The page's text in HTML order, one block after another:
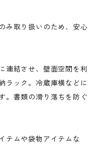
み取り扱いのため、安心
連結させ、壁面空間を利
ラック。冷蔵庫横などに
。書類の滑り落ちを防ぐ
テムや袋物アイテムな